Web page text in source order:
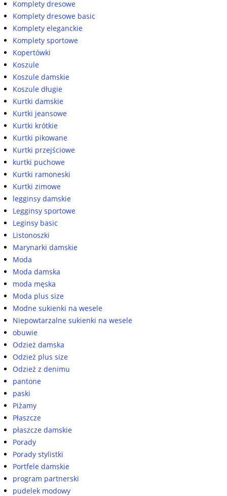
Komplety dresowe
Komplety dresowe basic
Komplety eleganckie
Komplety sportowe
Kopertówki
Koszule
Koszule damskie
Koszule długie
Kurtki damskie
Kurtki jeansowe
Kurtki krótkie
Kurtki pikowane
Kurtki przejściowe
kurtki puchowe
Kurtki ramoneski
Kurtki zimowe
legginsy damskie
Legginsy sportowe
Leginsy basic
Listonoszki
Marynarki damskie
Moda
Moda damska
moda męska
Moda plus size
Modne sukienki na wesele
Niepowtarzalne sukienki na wesele
obuwie
Odzież damska
Odzież plus size
Odzież z denimu
pantone
paski
Piżamy
Płaszcze
płaszcze damskie
Porady
Porady stylistki
Portfele damskie
program partnerski
pudelek modowy